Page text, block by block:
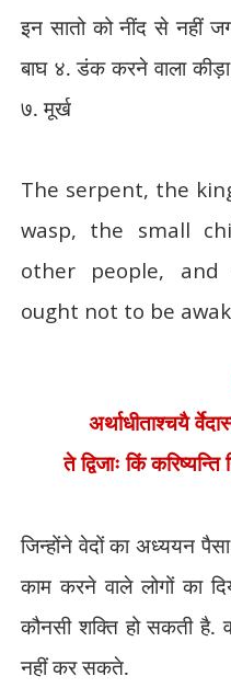
इन सातो को नींद से नहीं
बाघ ४. डंक करने वाला
७. मूर्ख
The serpent, the
wasp, the small
other people,
ought not to be
अर्थाधीताश्चयै
ते द्विजाः किं
जिन्होंने वेदों का अध्ययन
काम करने वाले लोगों का
कौनसी शक्ति हो सकती
नहीं कर सकते.